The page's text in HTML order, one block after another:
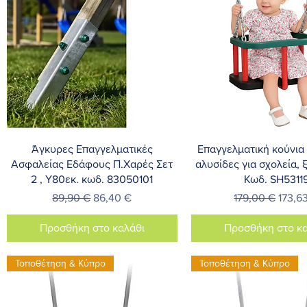
Γρήγορη προβολή
Άγκυρες Επαγγελματικές
Ασφαλείας Εδάφους Π.Χαρές Σετ
2 , Υ80εκ. κωδ. 83050101
Κανονική τιμή
89,90 € Τιμή Έκπτωσης
86,40 €
Προσθήκη στο καλάθι
Γρήγορη
Επαγγελματική
αλυσίδες για σχολεία,
Κωδ.
Κανονική τιμή
179,00 € Τιμή
Προσθήκη στο
Τοποθέτηση & Κύπρο Τοποθέτηση & Κύπρο